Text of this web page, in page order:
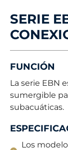
SERIE
FUNCIÓN
La serie EBN
sumergible
subacuáticas.
Los